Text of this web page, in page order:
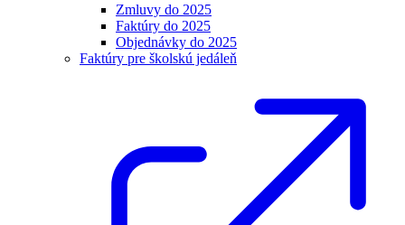
Zmluvy do 2025
Faktúry do 2025
Objednávky do 2025
Faktúry pre školskú jedáleň